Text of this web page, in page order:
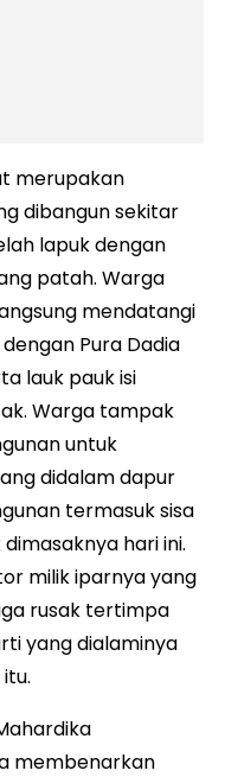
merupakan
dibangun sekitar
lapuk dengan
patah. Warga
mendatangi
Pura Dadia
lauk pauk isi
Warga tampak
untuk
didalam dapur
termasuk sisa
hari ini.
milik iparnya yang
rusak tertimpa
yang dialaminya
membenarkan